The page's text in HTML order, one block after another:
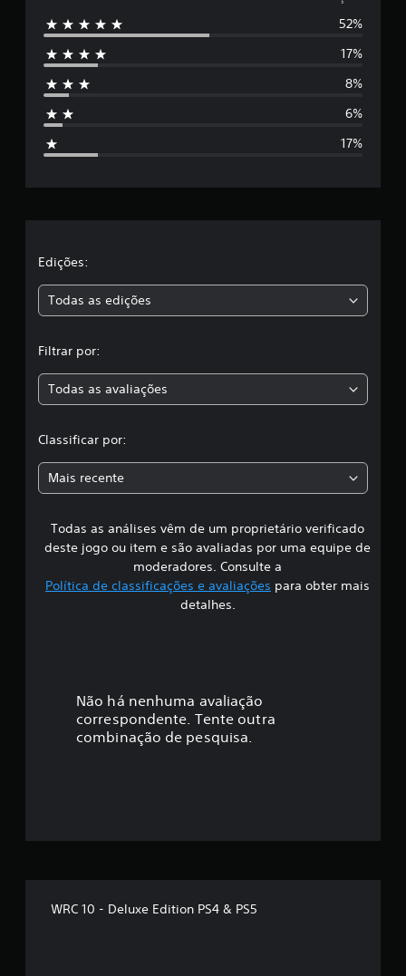
5
e
a
c
a
s
s
m
é
52%
17%
8%
6%
17%
Edições:
Todas as edições
Filtrar por:
Todas as avaliações
Classificar por:
Mais recente
Todas as análises vêm de um proprietário verificado
deste jogo ou item e são avaliadas por uma equipe de
moderadores. Consulte a
Política de classificações e avaliações para obter mais
detalhes.
Não há nenhuma avaliação
correspondente. Tente outra
combinação de pesquisa.
WRC 10 - Deluxe Edition PS4 & PS5